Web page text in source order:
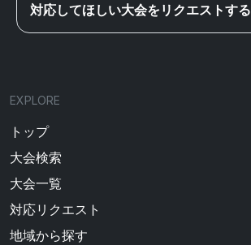
対応してほしい大会をリクエストする
EXPLORE
トップ
大会検索
大会一覧
対応リクエスト
地域から探す